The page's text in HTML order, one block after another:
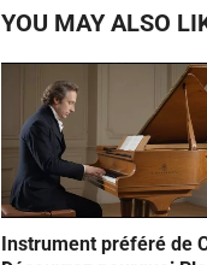
YOU MAY ALSO
Instrument préféré de